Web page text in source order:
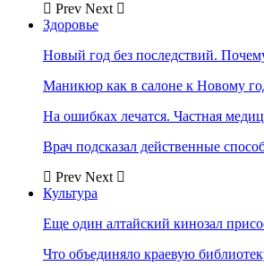
Prev Next
Здоровье
Новый год без последствий.
Маникюр как в салоне к Новому
На ошибках лечатся. Частная
Врач подсказал действенные
Prev Next
Культура
Еще один алтайский кинозал
Что объединяло краевую